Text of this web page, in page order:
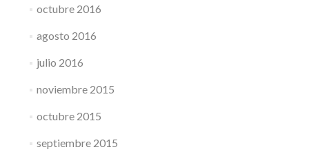
octubre 2016
agosto 2016
julio 2016
noviembre 2015
octubre 2015
septiembre 2015